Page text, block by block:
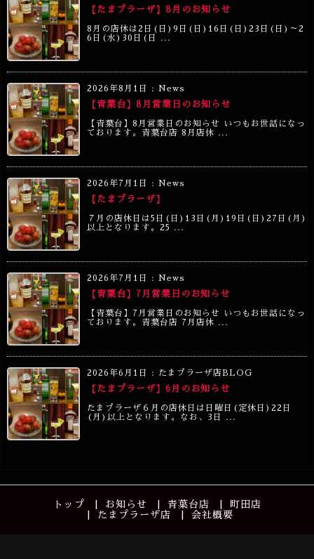
【たまプラーザ】8月のお知らせ
8月の店休は2日(日)9日(日)16日(日)23日(日)～2
6日(水)30日(日 ...
2026年8月1日 : News
【青葉台】8月営業日のお知らせ
【青葉台】8月営業日のお知らせ いつもお世話になっ
ております。青葉台店 8月店休 ...
2026年7月1日 : News
【たまプラーザ】
７月の店休日は5日(日)13日(月)19日(日)27日(月)
以上となります。25 ...
2026年7月1日 : News
【青葉台】7月営業日のお知らせ
【青葉台】7月営業日のお知らせ いつもお世話になっ
ております。青葉台店 7月店休 ...
2026年6月1日 : たまプラーザ店BLOG
【たまプラーザ】6月のお知らせ
たまプラーザ６月の店休日は日曜日(定休日)22日
(月)以上となります。なお、3日 ...
トップ お知らせ 青葉台店
町田店
たまプラーザ店
会社概要